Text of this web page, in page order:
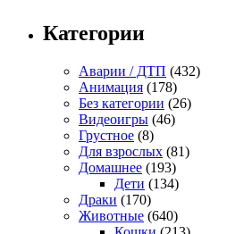
Категории
Аварии / ДТП (432)
Анимация (178)
Без категории (26)
Видеоигры (46)
Грустное (8)
Для взрослых (81)
Домашнее (193)
Дети (134)
Драки (170)
Животные (640)